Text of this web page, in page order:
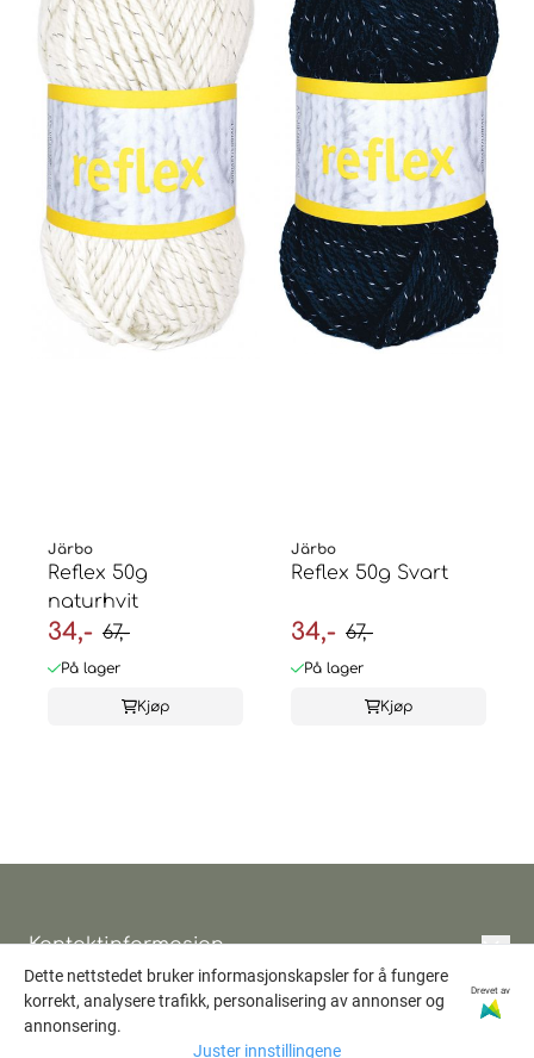
Järbo
Reflex 50g
naturhvit
34,- 67,-
På lager
Kjøp
Järbo
Reflex 50g Svart
34,- 67,-
På lager
Kjøp
Kontaktinformasjon
Hobbytunet Randi Bratt
Skjulstadvegen 134
Informasjon
Personvern
Dette nettstedet bruker informasjonskapsler for å fungere
korrekt, analysere trafikk, personalisering av annonser og
annonsering.
Drevet av
Juster innstillingene